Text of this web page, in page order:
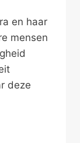
en haar
mensen
deze